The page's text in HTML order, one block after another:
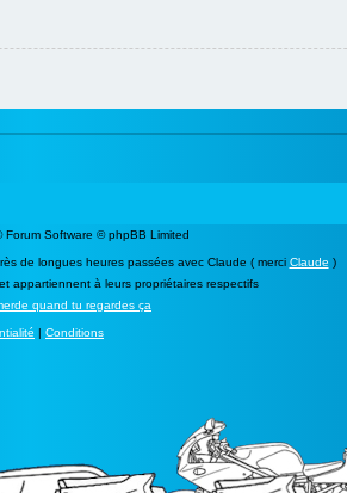
Forum Software © phpBB Limited
de longues heures passées avec Claude ( merci Claude )
appartiennent à leurs propriétaires respectifs
quand tu regardes ça
| Conditions